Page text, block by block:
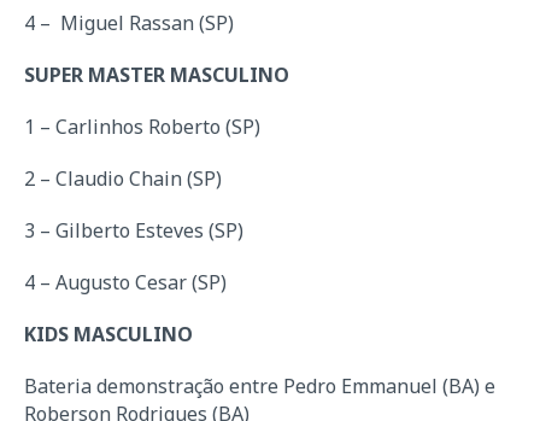
4 – Miguel Rassan (SP)
SUPER MASTER MASCULINO
1 – Carlinhos Roberto (SP)
2 – Claudio Chain (SP)
3 – Gilberto Esteves (SP)
4 – Augusto Cesar (SP)
KIDS MASCULINO
Bateria demonstração entre Pedro Emmanuel (BA) e
Roberson Rodrigues (BA)